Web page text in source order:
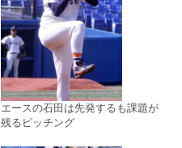
エースの石田は先発するも課題が
残るピッチング